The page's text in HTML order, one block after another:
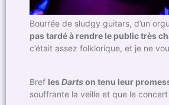
Bourrée de sludgy guitars, d’un
pas tardé à rendre le public très
c’était assez folklorique, et je ne
Bref lesDartson tenu leur
souffrante la veille et que le